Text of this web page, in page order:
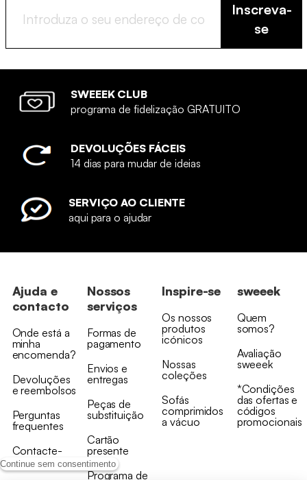
Continue sem consentimento
Inscreva-
se
SWEEEK CLUB
programa de fidelização GRATUITO
DEVOLUÇÕES FÁCEIS
14 dias para mudar de ideias
SERVIÇO AO CLIENTE
aqui para o ajudar
Ajuda e
contacto
Onde está a
minha
encomenda?
Devoluções
e reembolsos
Perguntas
frequentes
Contacte-
nos
Nossos
serviços
Formas de
pagamento
Envios e
entregas
Peças de
substituição
Cartão
presente
Programa de
Inspire-se
Os nossos
produtos
icónicos
Nossas
coleções
Sofás
comprimidos
a vácuo
sweeek
Quem
somos?
Avaliação
sweeek
*Condições
das ofertas e
códigos
promocionais